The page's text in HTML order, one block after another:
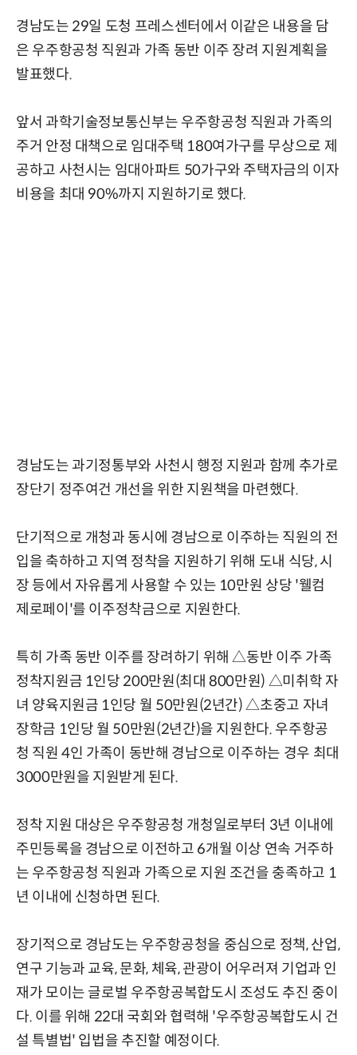
경남도는 29일 도청 프레스센터에서 이같은 내용을 담
은 우주항공청 직원과 가족 동반 이주 장려 지원계획을
발표했다.
앞서 과학기술정보통신부는 우주항공청 직원과 가족의
주거 안정 대책으로 임대주택 180여가구를 무상으로 제
공하고 사천시는 임대아파트 50가구와 주택자금의 이자
비용을 최대 90%까지 지원하기로 했다.
경남도는 과기정통부와 사천시 행정 지원과 함께 추가로
장단기 정주여건 개선을 위한 지원책을 마련했다.
단기적으로 개청과 동시에 경남으로 이주하는 직원의 전
입을 축하하고 지역 정착을 지원하기 위해 도내 식당, 시
장 등에서 자유롭게 사용할 수 있는 10만원 상당 '웰컴
제로페이'를 이주정착금으로 지원한다.
특히 가족 동반 이주를 장려하기 위해 △동반 이주 가족
정착지원금 1인당 200만원(최대 800만원) △미취학 자
녀 양육지원금 1인당 월 50만원(2년간) △초중고 자녀
장학금 1인당 월 50만원(2년간)을 지원한다. 우주항공
청 직원 4인 가족이 동반해 경남으로 이주하는 경우 최대
3000만원을 지원받게 된다.
정착 지원 대상은 우주항공청 개청일로부터 3년 이내에
주민등록을 경남으로 이전하고 6개월 이상 연속 거주하
는 우주항공청 직원과 가족으로 지원 조건을 충족하고 1
년 이내에 신청하면 된다.
장기적으로 경남도는 우주항공청을 중심으로 정책, 산업,
연구 기능과 교육, 문화, 체육, 관광이 어우러져 기업과 인
재가 모이는 글로벌 우주항공복합도시 조성도 추진 중이
다. 이를 위해 22대 국회와 협력해 '우주항공복합도시 건
설 특별법' 입법을 추진할 예정이다.